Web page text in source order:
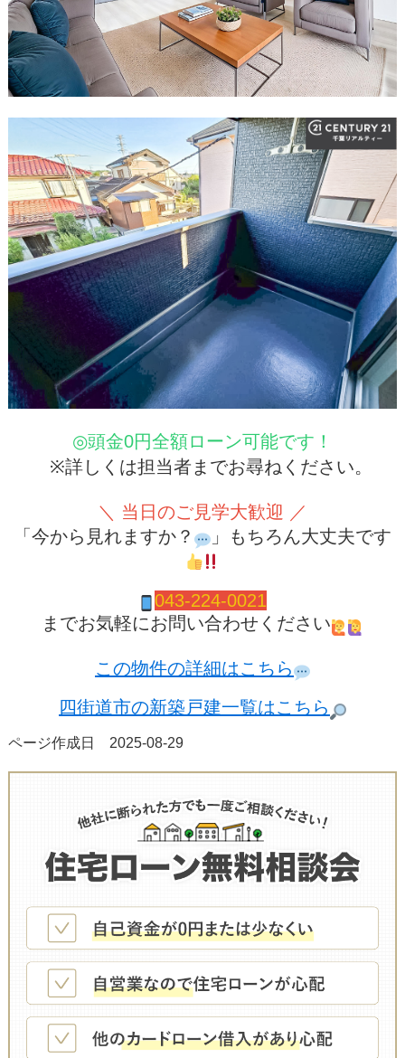
◎頭金0円全額ローン可能です！
※詳しくは担当者までお尋ねください。
＼ 当日のご見学大歓迎 ／
「今から見れますか？
」もちろん大丈夫です
043-224-0021
までお気軽にお問い合わせください
この物件の詳細はこちら
四街道市の新築戸建一覧はこちら
ページ作成日 2025-08-29